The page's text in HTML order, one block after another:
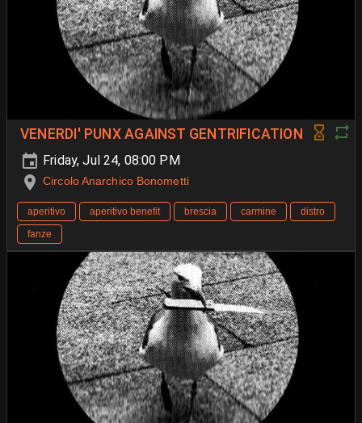
VENERDI' PUNX AGAINST GENTRIFICATION
Friday, Jul 24, 08:00 PM
Circolo Anarchico Bonometti
aperitivo aperitivo benefit brescia carmine
distro
fanze